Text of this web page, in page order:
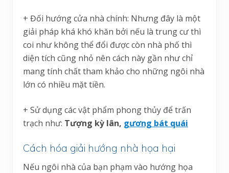
+ Đối hướng cửa nhà chính: Nhưng đây là một
giải pháp khá khó khăn bởi nếu là trung cư thì
coi như không thể đổi được còn nhà phố thì
diện tích cũng nhỏ nên cách này gần như chỉ
mang tính chất tham khảo cho những ngôi nhà
lớn có nhiều mặt tiền.
+ Sử dụng các vật phẩm phong thủy để trấn
trạch như: Tượng kỳ lân, gương bát quái
Cách hóa giải hướng nhà họa hại
Nếu ngôi nhà của bạn phạm vào hướng họa